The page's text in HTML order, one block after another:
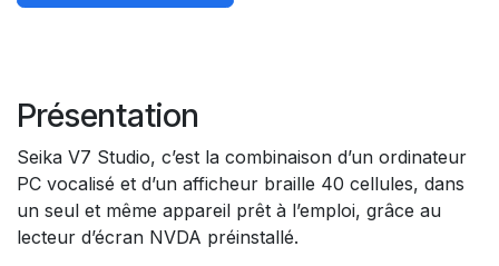
Présentation
Seika V7 Studio, c’est la combinaison d’un ordinateur
PC vocalisé et d’un afficheur braille 40 cellules, dans
un seul et même appareil prêt à l’emploi, grâce au
lecteur d’écran NVDA préinstallé.